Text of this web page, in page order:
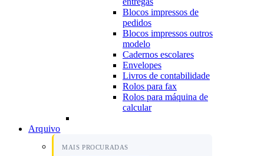
Blocos impressos de
pedidos
Blocos impressos outros
modelo
Cadernos escolares
Envelopes
Livros de contabilidade
Rolos para fax
Rolos para máquina de
calcular
Arquivo
MAIS PROCURADAS